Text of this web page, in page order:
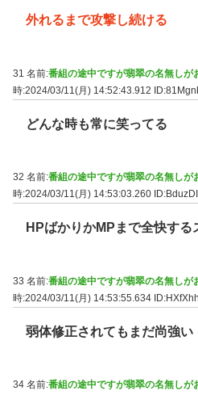
外れるまで攻撃し続ける
31 名前:番組の途中ですが翡翠の名無しが
時:2024/03/11(月) 14:52:43.912
どんな時も常に笑ってる
32 名前:番組の途中ですが翡翠の名無しが
時:2024/03/11(月) 14:53:03.260
HPばかりかMPまで全快する
33 名前:番組の途中ですが翡翠の名無しが
時:2024/03/11(月) 14:53:55.634
弱体修正されてもまだ尚強い
34 名前:番組の途中ですが翡翠の名無しが